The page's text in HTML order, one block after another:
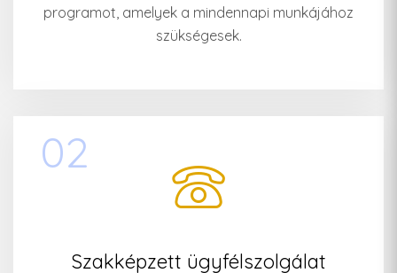
programot, amelyek a mindennapi munkájához
szükségesek.
02
Szakképzett ügyfélszolgálat